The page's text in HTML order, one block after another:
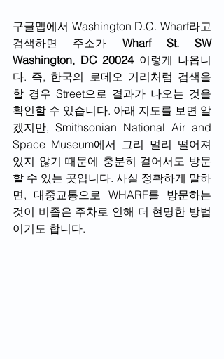
구글맵에서 Washington D.C. Wharf라고
검색하면 주소가 Wharf St. SW
Washington, DC 20024 이렇게 나옵니
다. 즉, 한국의 로데오 거리처럼 검색을
할 경우 Street으로 결과가 나오는 것을
확인할 수 있습니다. 아래 지도를 보면 알
겠지만, Smithsonian National Air and
Space Museum에서 그리 멀리 떨어져
있지 않기 때문에 충분히 걸어서도 방문
할 수 있는 곳입니다. 사실 정확하게 말하
면, 대중교통으로 WHARF를 방문하는
것이 비좁은 주차로 인해 더 현명한 방법
이기도 합니다.